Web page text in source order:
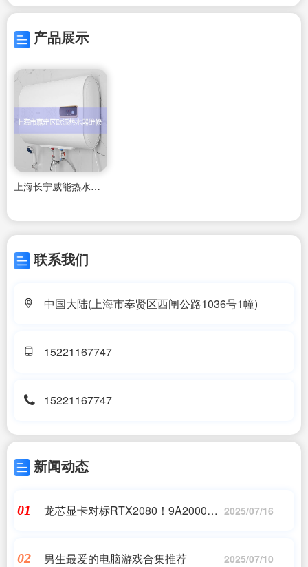
产品展示
上海长宁威能热水器维修电话
联系我们
中国大陆(上海市奉贤区西闸公路1036号1幢)
15221167747
15221167747
新闻动态
01
龙芯显卡对标RTX2080！9A2000太 2025/07/16
02 男生最爱的电脑游戏合集推荐 2025/07/10